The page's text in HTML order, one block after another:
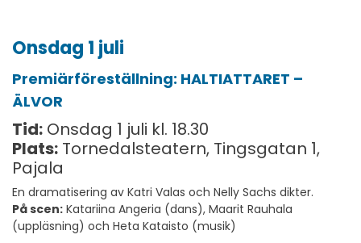
Onsdag 1 juli
Premiärföreställning: HALTIATTARET –
ÄLVOR
Tid: Onsdag 1 juli kl. 18.30
Plats: Tornedalsteatern, Tingsgatan 1,
Pajala
En dramatisering av Katri Valas och Nelly Sachs dikter.
På scen: Katariina Angeria (dans), Maarit Rauhala
(uppläsning) och Heta Kataisto (musik)